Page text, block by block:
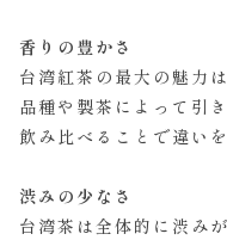
香りの豊かさ
台湾紅茶の最大の魅力
品種や製茶によって引
飲み比べることで違い
渋みの少なさ
台湾茶は全体的に渋み